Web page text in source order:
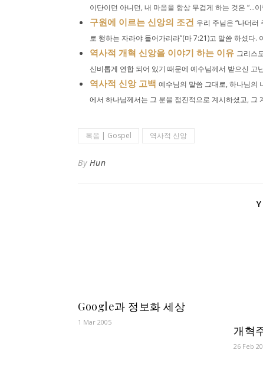
이단이던 아니던, 내 마음을 항상 무겁게 하는 것은 “…
구원에 이르는 신앙의 조건 우리 주님은 “나더
로 행하는 자라야 들어가리라”(마 7:21)고 말씀 하셨다.
역사적 개혁 신앙을 이야기 하는 이유 그리스
신비롭게 연합 되어 있기 때문에 예수님께서 받으신 고
역사적 신앙 고백 예수님의 말씀 그대로, 하나님의
에서 하나님께서는 그 분을 점진적으로 계시하셨고, 그
복음 | Gospel 역사적 신앙
By Hun
Google과 정보화 세상
1 Mar 2005
개혁
26 Feb